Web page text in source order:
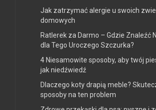
Jak zatrzymać alergie u swoich
domowych
Ratlerek za Darmo – Gdzie Znaleźć
dla Tego Uroczego Szczurka?
4 Niesamowite sposoby, aby twój
jak niedźwiedź
Dlaczego koty drapią meble?
sposoby na ten problem